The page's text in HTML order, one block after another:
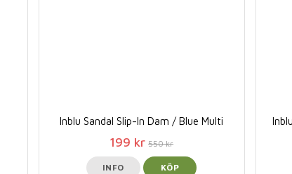
Inblu Sandal Slip-In Dam / Blue Multi
199 kr 550 kr
INFO KÖP